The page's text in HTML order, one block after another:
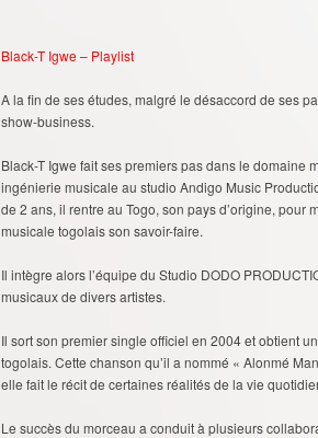
Black-T Igwe – Playlist
A la fin de ses études, malgré le désaccord de ses
show-business.
Black-T Igwe fait ses premiers pas dans le domaine
ingénierie musicale au studio Andigo Music
de 2 ans, il rentre au Togo, son pays d’origine, pour
musicale togolais son savoir-faire.
Il intègre alors l’équipe du Studio DODO
musicaux de divers artistes.
Il sort son premier single officiel en 2004 et obtient
togolais. Cette chanson qu’il a nommé « Alonmé
elle fait le récit de certaines réalités de la vie
Le succès du morceau a conduit à plusieurs